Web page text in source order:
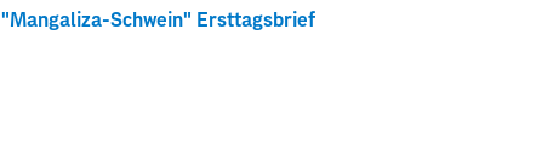
"Mangaliza-Schwein" Ersttagsbrief